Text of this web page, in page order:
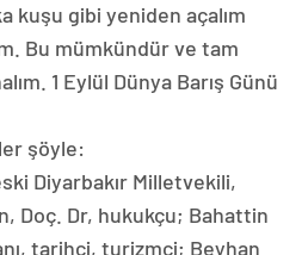
kuşu gibi yeniden açalım
Bu mümkündür ve tam
1 Eylül Dünya Barış Günü
şöyle:
Diyarbakır Milletvekili,
Doç. Dr, hukukçu; Bahattin
tarihçi, turizmci; Beyhan